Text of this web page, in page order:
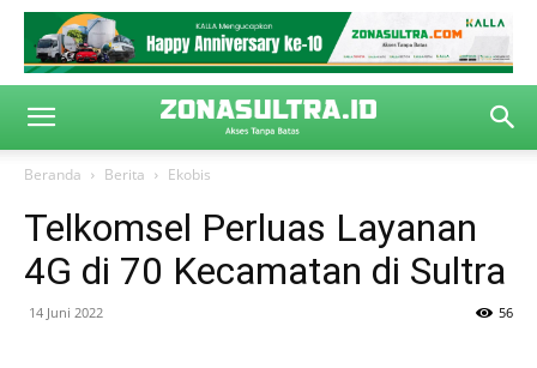
Beranda Berita Ekobis
Telkomsel Perluas Layanan
4G di 70 Kecamatan di Sultra
14 Juni 2022 56